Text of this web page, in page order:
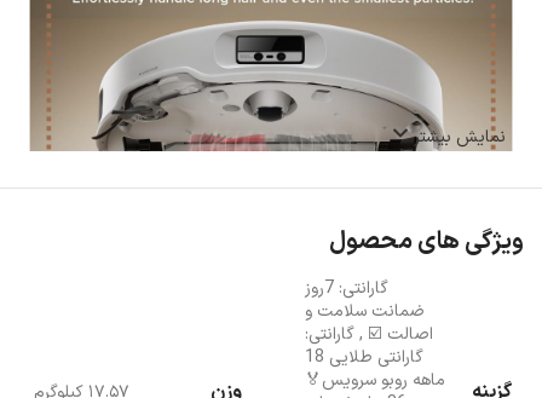
نمایش بیشتر
ویژگی های محصول
گزینه
گارانتی: 7روز
ضمانت سلامت و
اصالت ☑️ ,گارانتی:
گارانتی طلایی 18
ماهه روبو سرویس🏅
وزن ۱۷.۵۷ کیلوگرم